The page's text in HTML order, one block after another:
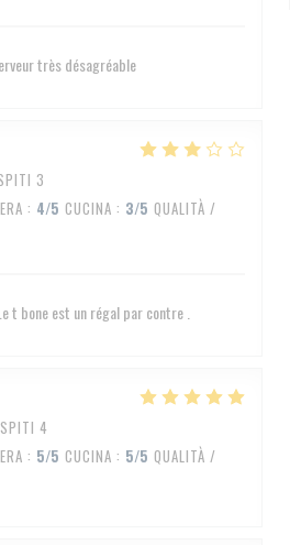
très désagréable
3
: 4/5 CUCINA : 3/5 QUALITÀ /
t bone est un régal par contre .
4
: 5/5 CUCINA : 5/5 QUALITÀ /